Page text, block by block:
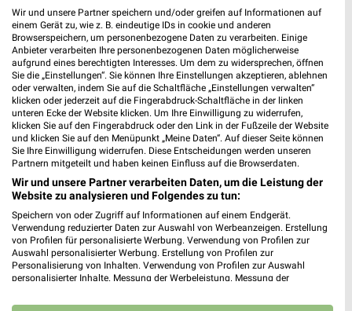
Heute 08:00 - 20:00 Uhr | Geschlossen
454,03 km
Denns BioMarkt Idstein
Limburger Str. 38 - 40
65510 Idstein
Heute 08:00 - 19:00 Uhr | Geschlossen
438,49 km • Angebote: 1 Prospekt
Vita Nova Reformhaus Buch Hofheim
Hauptstr. 73
65719 Hofheim
438,23 km • Angebote: 1 Prospekt
Wir und unsere Partner speichern und/oder greifen auf Informationen auf
einem Gerät zu, wie z. B. eindeutige IDs in cookie und anderen
Browserspeichern, um personenbezogene Daten zu verarbeiten. Einige
Anbieter verarbeiten Ihre personenbezogenen Daten möglicherweise
aufgrund eines berechtigten Interesses. Um dem zu widersprechen, öffnen
Sie die „Einstellungen“. Sie können Ihre Einstellungen akzeptieren, ablehnen
oder verwalten, indem Sie auf die Schaltfläche „Einstellungen verwalten“
klicken oder jederzeit auf die Fingerabdruck-Schaltfläche in der linken
unteren Ecke der Website klicken. Um Ihre Einwilligung zu widerrufen,
klicken Sie auf den Fingerabdruck oder den Link in der Fußzeile der Website
und klicken Sie auf den Menüpunkt „Meine Daten“. Auf dieser Seite können
Sie Ihre Einwilligung widerrufen. Diese Entscheidungen werden unseren
Partnern mitgeteilt und haben keinen Einfluss auf die Browserdaten.
Wir und unsere Partner verarbeiten Daten, um die Leistung der
Website zu analysieren und Folgendes zu tun:
Speichern von oder Zugriff auf Informationen auf einem Endgerät.
Verwendung reduzierter Daten zur Auswahl von Werbeanzeigen. Erstellung
von Profilen für personalisierte Werbung. Verwendung von Profilen zur
Auswahl personalisierter Werbung. Erstellung von Profilen zur
Personalisierung von Inhalten. Verwendung von Profilen zur Auswahl
personalisierter Inhalte. Messung der Werbeleistung. Messung der
Kombinationen von Daten aus verschiedenen Quellen. Entwicklung und